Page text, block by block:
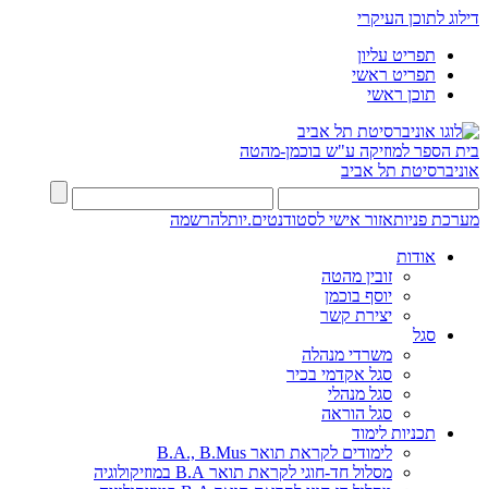
דילוג לתוכן העיקרי
תפריט עליון
תפריט ראשי
תוכן ראשי
בית הספר למוזיקה ע"ש בוכמן-מהטה
אוניברסיטת תל אביב
מערכת פניותאזור אישי לסטודנטים.יותלהרשמה
אודות
זובין מהטה
יוסף בוכמן
יצירת קשר
סגל
משרדי מנהלה
סגל אקדמי בכיר
סגל מנהלי
סגל הוראה
תכניות לימוד
לימודים לקראת תואר B.A., B.Mus
מסלול חד-חוגי לקראת תואר B.A במוזיקולוגיה